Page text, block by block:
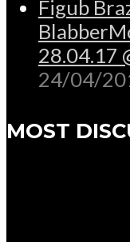
Figub
28.04.17
24/04/
MOST